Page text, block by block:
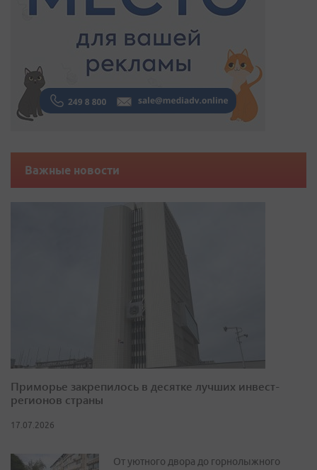
Важные новости
Приморье закрепилось в десятке лучших инвест-
регионов страны
17.07.2026
От уютного двора до горнолыжного